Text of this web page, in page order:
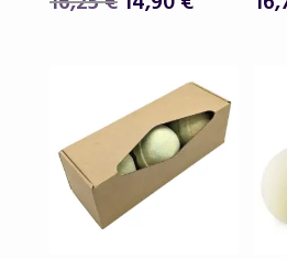
16,25 €.
es:
14,90 €.